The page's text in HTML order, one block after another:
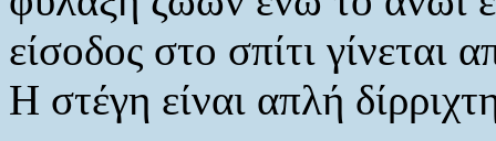
είσοδος στο σπίτι
Η στέγη είναι απλή